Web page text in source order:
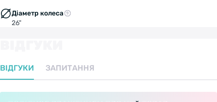
Діаметр колеса
26"
ВІДГУКИ ЗАПИТАННЯ